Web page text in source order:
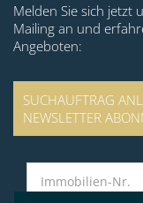
Melden Sie sich jetzt
Mailing an und
Angeboten:
SUCHAUFTRAG
NEWSLETTER